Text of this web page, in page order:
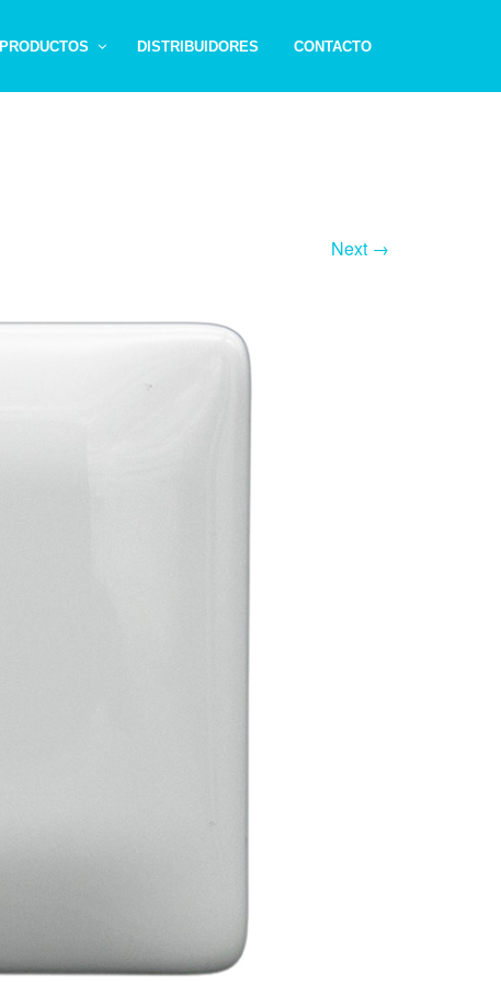
PRODUCTOS DISTRIBUIDORES CONTACTO
Next →